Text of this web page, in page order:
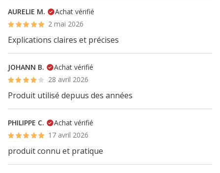
AURELIE M.
Achat vérifié
2 mai 2026
Explications claires et précises
JOHANN B.
Achat vérifié
28 avril 2026
Produit utilisé depuus des années
PHILIPPE C.
Achat vérifié
17 avril 2026
produit connu et pratique